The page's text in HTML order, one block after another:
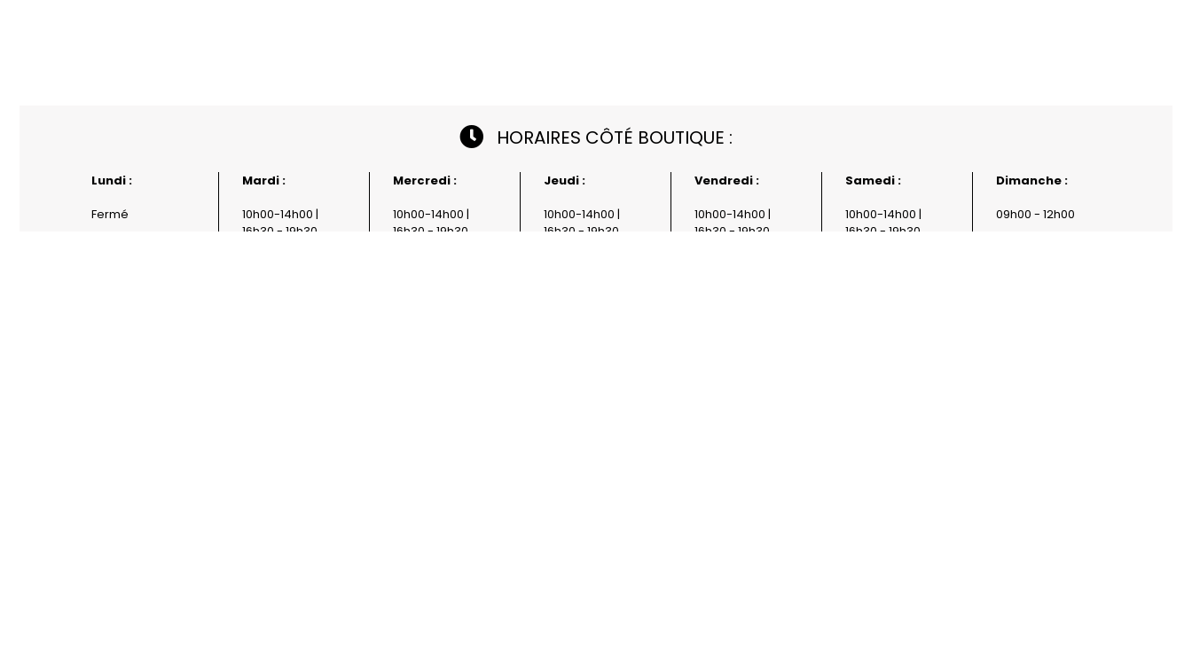
HORAIRES CÔTÉ BOUTIQUE :
Lundi :
Fermé
Mardi :
10h00-14h00 |
16h30 - 19h30
Mercredi :
10h00-14h00 |
16h30 - 19h30
Jeudi :
10h00-14h00 |
16h30 - 19h30
Vendredi :
10h00-14h00 |
16h30 - 19h30
Samedi :
10h00-14h00 |
16h30 - 19h30
Dimanche :
09h00 - 12h00